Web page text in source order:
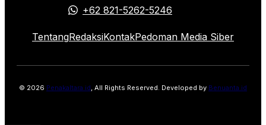
+62 821-5262-5246
TentangRedaksiKontakPedoman Media Siber
© 2026 Penakaltara.id , All Rights Reserved. Developed by Benuanta.id